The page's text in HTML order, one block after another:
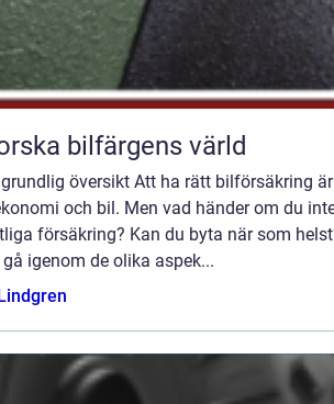
bilfärgens värld
översikt Att ha rätt bilförsäkring
och bil. Men vad händer om du
försäkring? Kan du byta när som
igenom de olika aspek...